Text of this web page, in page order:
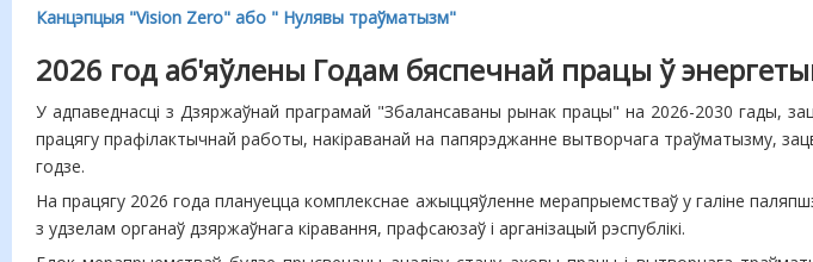
Канцэпцыя "Vision Zero" або " Нулявы траўматызм"
2026 год аб'яўлены Годам бяспечнай працы ў
У адпаведнасці з Дзяржаўнай праграмай "Збалансаваны рынак працы" на 2026-2030 гады,
працягу прафілактычнай работы, накіраванай на папярэджанне вытворчага траўматызму,
годзе.
На працягу 2026 года плануецца комплекснае ажыццяўленне мерапрыемстваў у галіне
з удзелам органаў дзяржаўнага кіравання, прафсаюзаў і арганізацый рэспублікі.